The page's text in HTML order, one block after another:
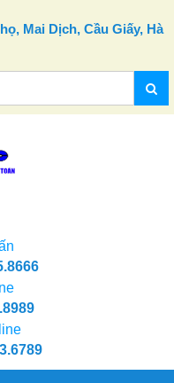
Mai Dịch, Cầu Giấy, Hà